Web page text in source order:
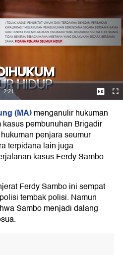
(MA)menganulir hukuman
kasus pembunuhan Brigadir
penjara seumur
terpidana lain juga
kasus Ferdy Sambo
Ferdy Sambo ini sempat
tembak polisi. Namun
Sambo menjadi dalang